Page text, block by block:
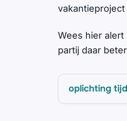
Wees hier
partij daar
oplichting